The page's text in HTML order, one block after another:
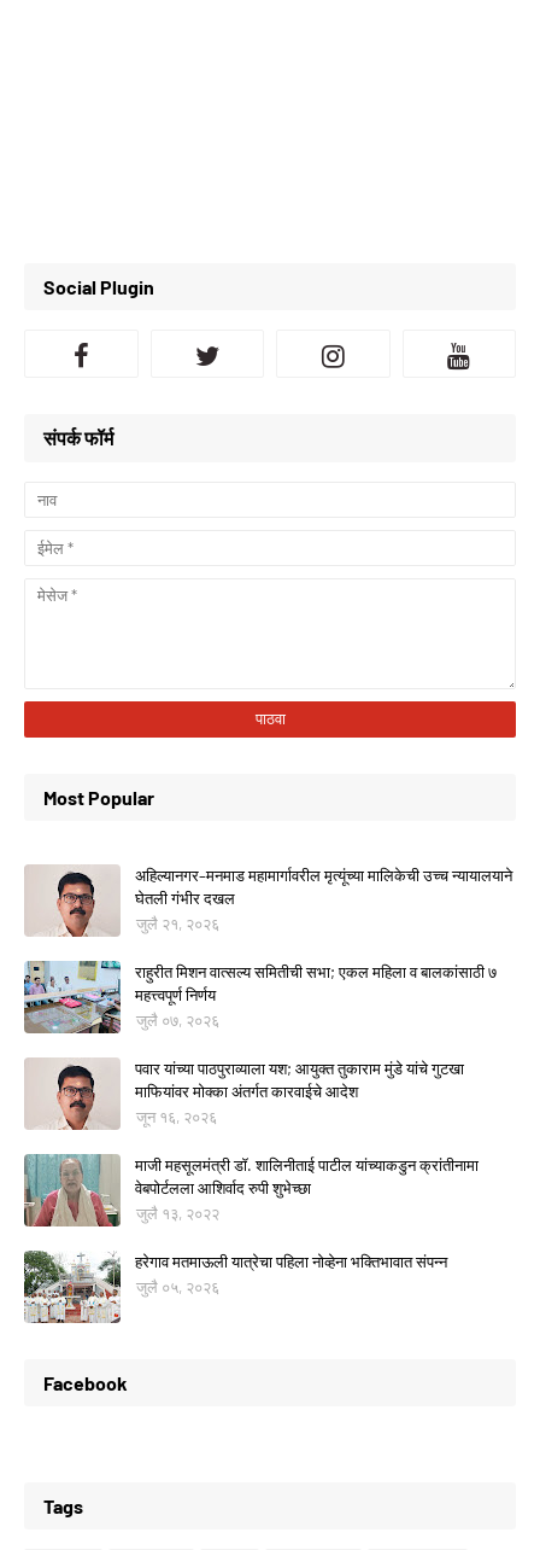
Social Plugin
संपर्क फॉर्म
Most Popular
अहिल्यानगर–मनमाड महामार्गावरील मृत्यूंच्या मालिकेची उच्च न्यायालयाने
घेतली गंभीर दखल
जुलै २१, २०२६
राहुरीत मिशन वात्सल्य समितीची सभा; एकल महिला व बालकांसाठी ७
महत्त्वपूर्ण निर्णय
जुलै ०७, २०२६
पवार यांच्या पाठपुराव्याला यश; आयुक्त तुकाराम मुंडे यांचे गुटखा
माफियांवर मोक्का अंतर्गत कारवाईचे आदेश
जून १६, २०२६
माजी महसूलमंत्री डॉ. शालिनीताई पाटील यांच्याकडुन क्रांतीनामा
वेबपोर्टलला आशिर्वाद रुपी शुभेच्छा
जुलै १३, २०२२
हरेगाव मतमाऊली यात्रेचा पहिला नोव्हेना भक्तिभावात संपन्न
जुलै ०५, २०२६
Facebook
Tags